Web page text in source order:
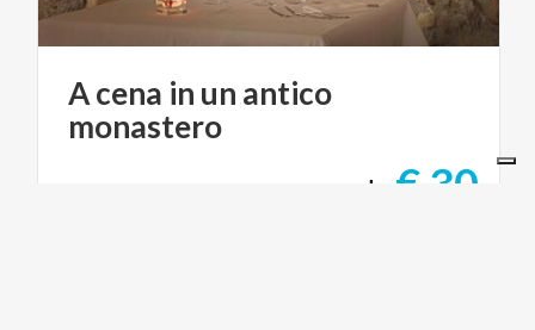
Acena in un antico
monastero
da € 30